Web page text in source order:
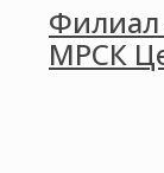
Филиал
МРСК